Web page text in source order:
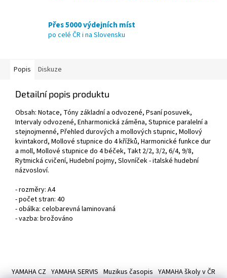
Přes 5000 výdejních míst
po celé ČR i na Slovensku
Popis Diskuze
Detailní popis produktu
Obsah: Notace, Tóny základní a odvozené, Psaní posuvek,
Intervaly odvozené, Enharmonická záměna, Stupnice paralelní a
stejnojmenné, Přehled durových a mollových stupnic, Mollový
kvintakord, Mollové stupnice do 4 křížků, Harmonické funkce dur
a moll, Mollové stupnice do 4 béček, Takt 2/2, 3/2, 6/4, 9/8,
Rytmická cvičení, Hudební pojmy, Slovníček - italské hudební
názvosloví.
- rozměry: A4
- počet stran: 40
- obálka: celobarevná laminovaná
- vazba: brožováno
YAMAHA CZ YAMAHA SERVIS Muzikus časopis YAMAHA školy v ČR